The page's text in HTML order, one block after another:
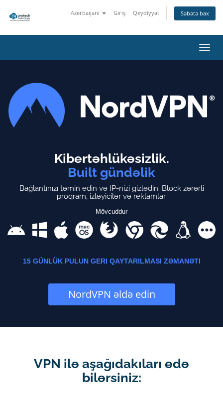
Azerbaijani Giriş Qeydiyyat Səbətə bax
keçid
Kibertəhlükəsizlik.
Built gündəlik
Bağlantınızı təmin edin və IP-nizi gizlədin. Block zərərli
proqram, izləyicilər və reklamlar.
Mövcuddur
15 GÜNLÜK PULUN GERI QAYTARILMASI ZƏMANƏTI
NordVPN əldə edin
VPN ilə aşağıdakıları edə
bilərsiniz: